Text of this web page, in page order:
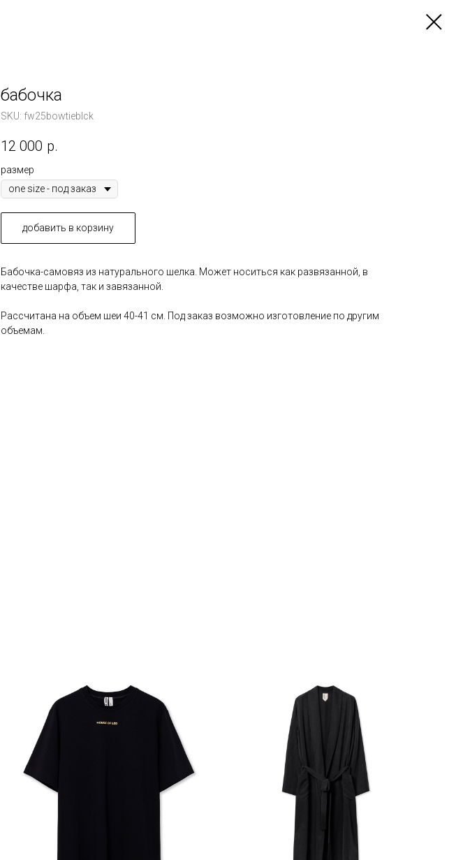
бабочка
SKU: fw25bowtieblck
12 000 р.
размер
добавить в корзину
Бабочка-самовяз из натурального шелка. Может носиться как развязанной, в
качестве шарфа, так и завязанной.
Рассчитана на объем шеи 40-41 см. Под заказ возможно изготовление по другим
объемам.